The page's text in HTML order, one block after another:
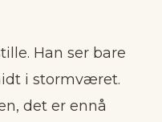
Han ser bare
i stormværet.
det er ennå